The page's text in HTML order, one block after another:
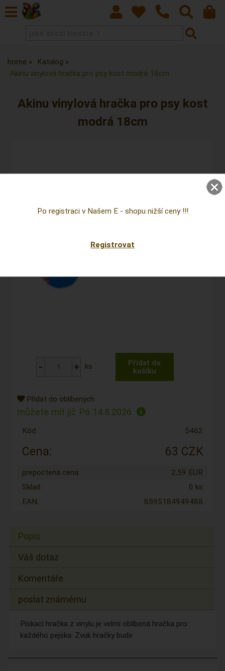
home
Katalog
Akinu vinylová hračka pro psy kost modrá 18cm
Akinu vinylová hračka pro psy kost
modrá 18cm
ks
Přidat do oblíbených
můžete mít již Pá 14.8.2026
Kód: 5462
Cena: 63 CZK
prepoctena cena:
2,59 EUR
Sklad:
0 ks
EAN:
8595184949488
Popis
Váš dotaz
Komentáře
poslat známému
Pískací hračka z vinylu je velmi oblíbená hračka pro
každého pejska. Zvuk hračky bude
Po registraci v Našem E - shopu nižší ceny !!!
Registrovat